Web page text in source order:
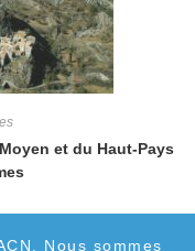
Nous sommes
et du Haut-Pays